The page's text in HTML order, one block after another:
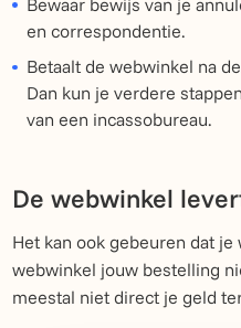
en correspondentie.
Betaalt de webwinkel na
Dan kun je verdere
van een incassobureau.
De webwinkel
Het kan ook gebeuren dat
webwinkel jouw bestelling
meestal niet direct je geld